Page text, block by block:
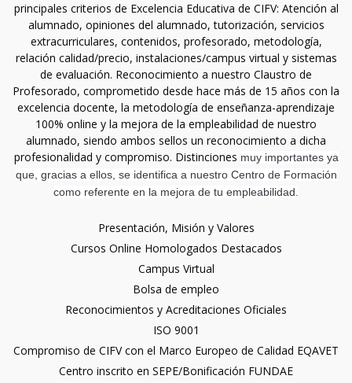
principales criterios de Excelencia Educativa de CIFV: Atención al
alumnado, opiniones del alumnado, tutorización, servicios
extracurriculares, contenidos, profesorado, metodología,
relación calidad/precio, instalaciones/campus virtual y sistemas
de evaluación. Reconocimiento a nuestro Claustro de
Profesorado, comprometido desde hace más de 15 años con la
excelencia docente, la metodología de enseñanza-aprendizaje
100% online y la mejora de la empleabilidad de nuestro
alumnado, siendo ambos sellos un reconocimiento a dicha
profesionalidad y compromiso. Distinciones muy importantes ya
que, gracias a ellos, se identifica a nuestro Centro de Formación
como referente en la mejora de tu empleabilidad.
Presentación, Misión y Valores
Cursos Online Homologados Destacados
Campus Virtual
Bolsa de empleo
Reconocimientos y Acreditaciones Oficiales
ISO 9001
Compromiso de CIFV con el Marco Europeo de Calidad EQAVET
Centro inscrito en SEPE/Bonificación FUNDAE